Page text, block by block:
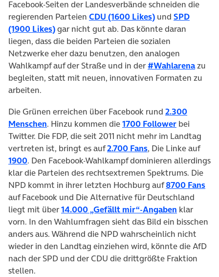
Facebook-Seiten der Landesverbände schneiden die
regierenden Parteien CDU (1600 Likes) und SPD
(1900 Likes)gar nicht gut ab. Das könnte daran
liegen, dass die beiden Parteien die sozialen
Netzwerke eher dazu benutzen, den analogen
Wahlkampf auf der Straße und in der#Wahlarenazu
begleiten, statt mit neuen, innovativen Formaten zu
arbeiten.
Die Grünen erreichen über Facebook rund 2.300
Menschen. Hinzu kommen die1700 Follower bei
Twitter. Die FDP, die seit 2011 nicht mehr im Landtag
vertreten ist, bringt es auf2.700 Fans, Die Linke auf
1900. Den Facebook-Wahlkampf dominieren allerdings
klar die Parteien des rechtsextremen Spektrums. Die
NPD kommt in ihrer letzten Hochburg auf8700 Fans
auf Facebook und Die Alternative für Deutschland
liegt mit über14.000 „Gefällt mir“-Angaben klar
vorn. In den Wahlumfragen sieht das Bild ein bisschen
anders aus. Während die NPD wahrscheinlich nicht
wieder in den Landtag einziehen wird, könnte die AfD
nach der SPD und der CDU die drittgrößte Fraktion
stellen.